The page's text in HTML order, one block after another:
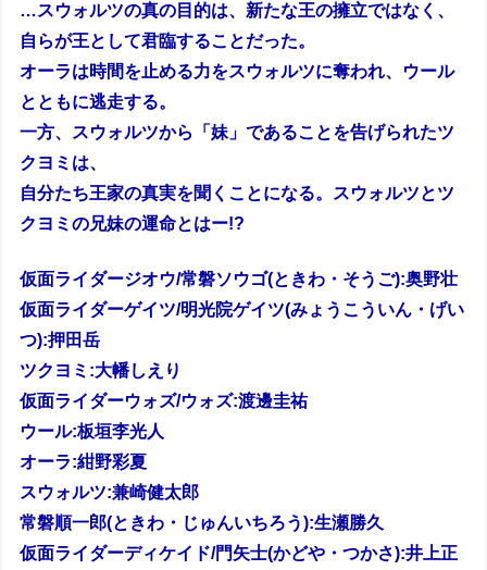
…スウォルツの真の目的は、新たな王の擁立ではなく、
自らが王として君臨することだった。
オーラは時間を止める力をスウォルツに奪われ、ウール
とともに逃走する。
一方、スウォルツから「妹」であることを告げられたツ
クヨミは、
自分たち王家の真実を聞くことになる。スウォルツとツ
クヨミの兄妹の運命とはー!?
仮面ライダージオウ/常磐ソウゴ(ときわ・そうご):奥野壮
仮面ライダーゲイツ/明光院ゲイツ(みょうこういん・げい
つ):押田岳
ツクヨミ:大幡しえり
仮面ライダーウォズ/ウォズ:渡邊圭祐
ウール:板垣李光人
オーラ:紺野彩夏
スウォルツ:兼崎健太郎
常磐順一郎(ときわ・じゅんいちろう):生瀬勝久
仮面ライダーディケイド/門矢士(かどや・つかさ):井上正